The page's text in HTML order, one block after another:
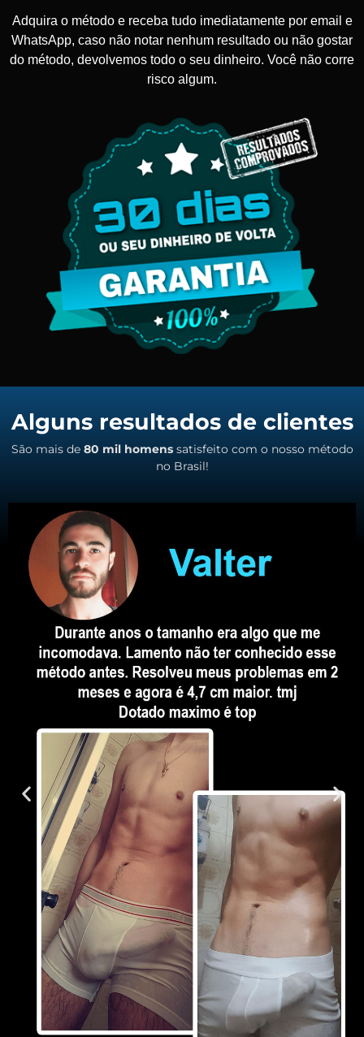
Adquira o método e receba tudo imediatamente por email e
WhatsApp, caso não notar nenhum resultado ou não gostar
do método, devolvemos todo o seu dinheiro. Você não corre
risco algum.
Alguns resultados de clientes
São mais de 80 mil homenssatisfeito com o nosso método
no Brasil!